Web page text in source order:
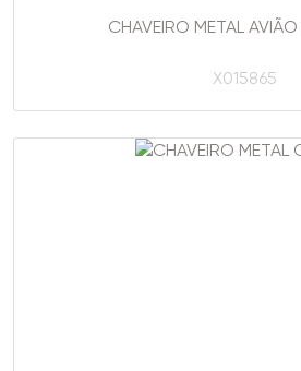
CHAVEIRO METAL
X015865